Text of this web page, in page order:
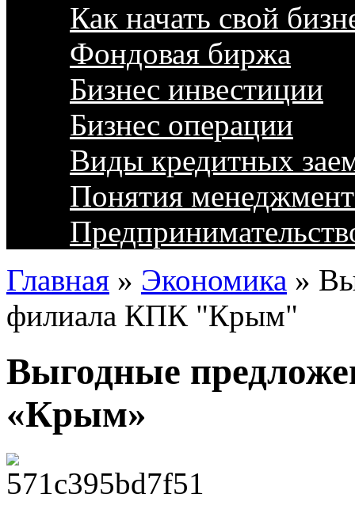
Как начать свой
Фондовая биржа
Бизнес инвестиции
Бизнес операции
Виды кредитных
Понятия
Главная » Экономика »
филиала КПК "Крым"
Выгодные
«Крым»